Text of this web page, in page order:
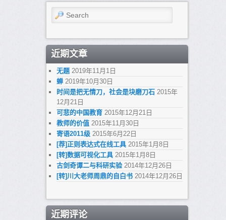
Search
近期文章
无题 2019年11月1日
蝉 2019年10月30日
时间是把无情刀，社会是块磨刀石 2015年
12月21日
可悲的中国教育 2015年12月21日
教师的价值 2015年11月30日
寄语2011级 2015年6月22日
[荐]正则表达式在线工具 2015年1月8日
[转]数据可视化工具 2015年1月8日
古剑奇谭二与科研实验 2014年12月26日
[转]川大老师周鼎的自白书 2014年12月26日
近期评论